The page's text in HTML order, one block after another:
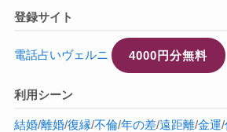
登録サイト
電話占いヴェルニ 4000円分無料
利用シーン
結婚/離婚/復縁/不倫/年の差/遠距離/金運/